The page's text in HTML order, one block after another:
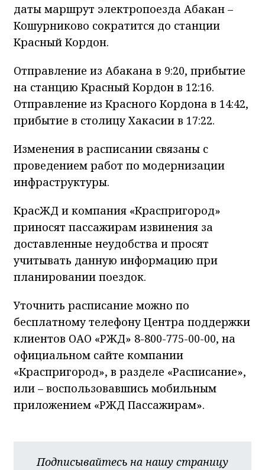
даты маршрут электропоезда Абакан –
Кошурниково сократится до станции
Красный Кордон.
Отправление из Абакана в 9:20, прибытие
на станцию Красный Кордон в 12:16.
Отправление из Красного Кордона в 14:42,
прибытие в столицу Хакасии в 17:22.
Изменения в расписании связаны с
проведением работ по модернизации
инфраструктуры.
КрасЖД и компания «Краспригород»
приносят пассажирам извинения за
доставленные неудобства и просят
учитывать данную информацию при
планировании поездок.
Уточнить расписание можно по
бесплатному телефону Центра поддержки
клиентов ОАО «РЖД» 8-800-775-00-00, на
официальном сайте компании
«Краспригород», в разделе «Расписание»,
или – воспользовавшись мобильным
приложением «РЖД Пассажирам».
Подписывайтесь на нашу страницу